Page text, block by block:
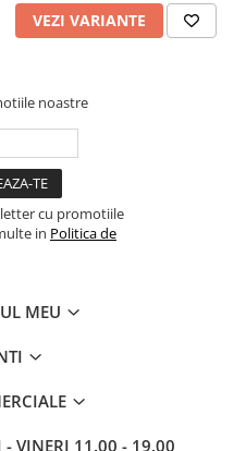
VEZI VARIANTE
noastre
cu promotiile
in Politica de
MEU
- VINERI 11.00 - 19.00